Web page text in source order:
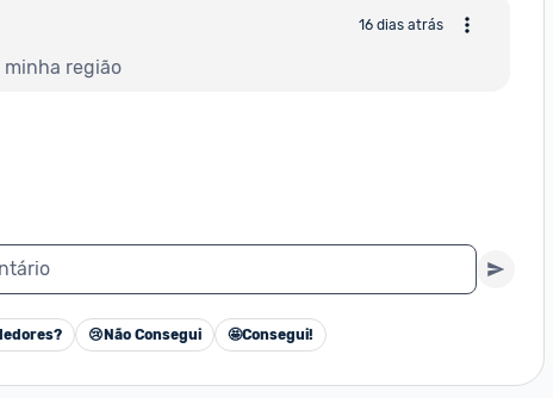
16 dias atrás
região
😢 Não Consegui 🤩Consegui!